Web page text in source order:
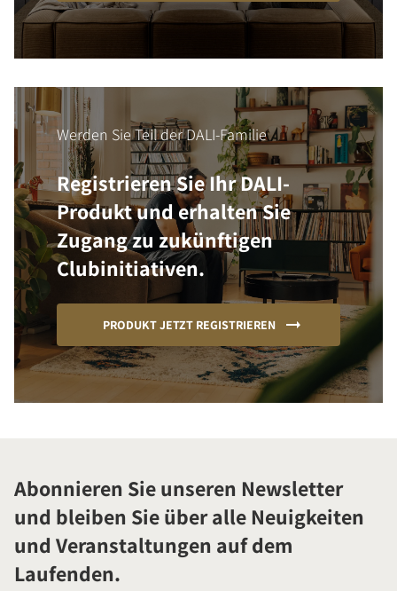
Werden Sie Teil der DALI-Familie
Registrieren Sie Ihr DALI-
Produkt und erhalten Sie
Zugang zu zukünftigen
Clubinitiativen.
PRODUKT JETZT REGISTRIEREN
Abonnieren Sie unseren Newsletter
und bleiben Sie über alle Neuigkeiten
und Veranstaltungen auf dem
Laufenden.